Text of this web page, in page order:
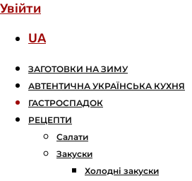
Увійти
UA
ЗАГОТОВКИ НА ЗИМУ
АВТЕНТИЧНА УКРАЇНСЬКА КУХНЯ
ГАСТРОСПАДОК
РЕЦЕПТИ
Салати
Закуски
Холодні закуски